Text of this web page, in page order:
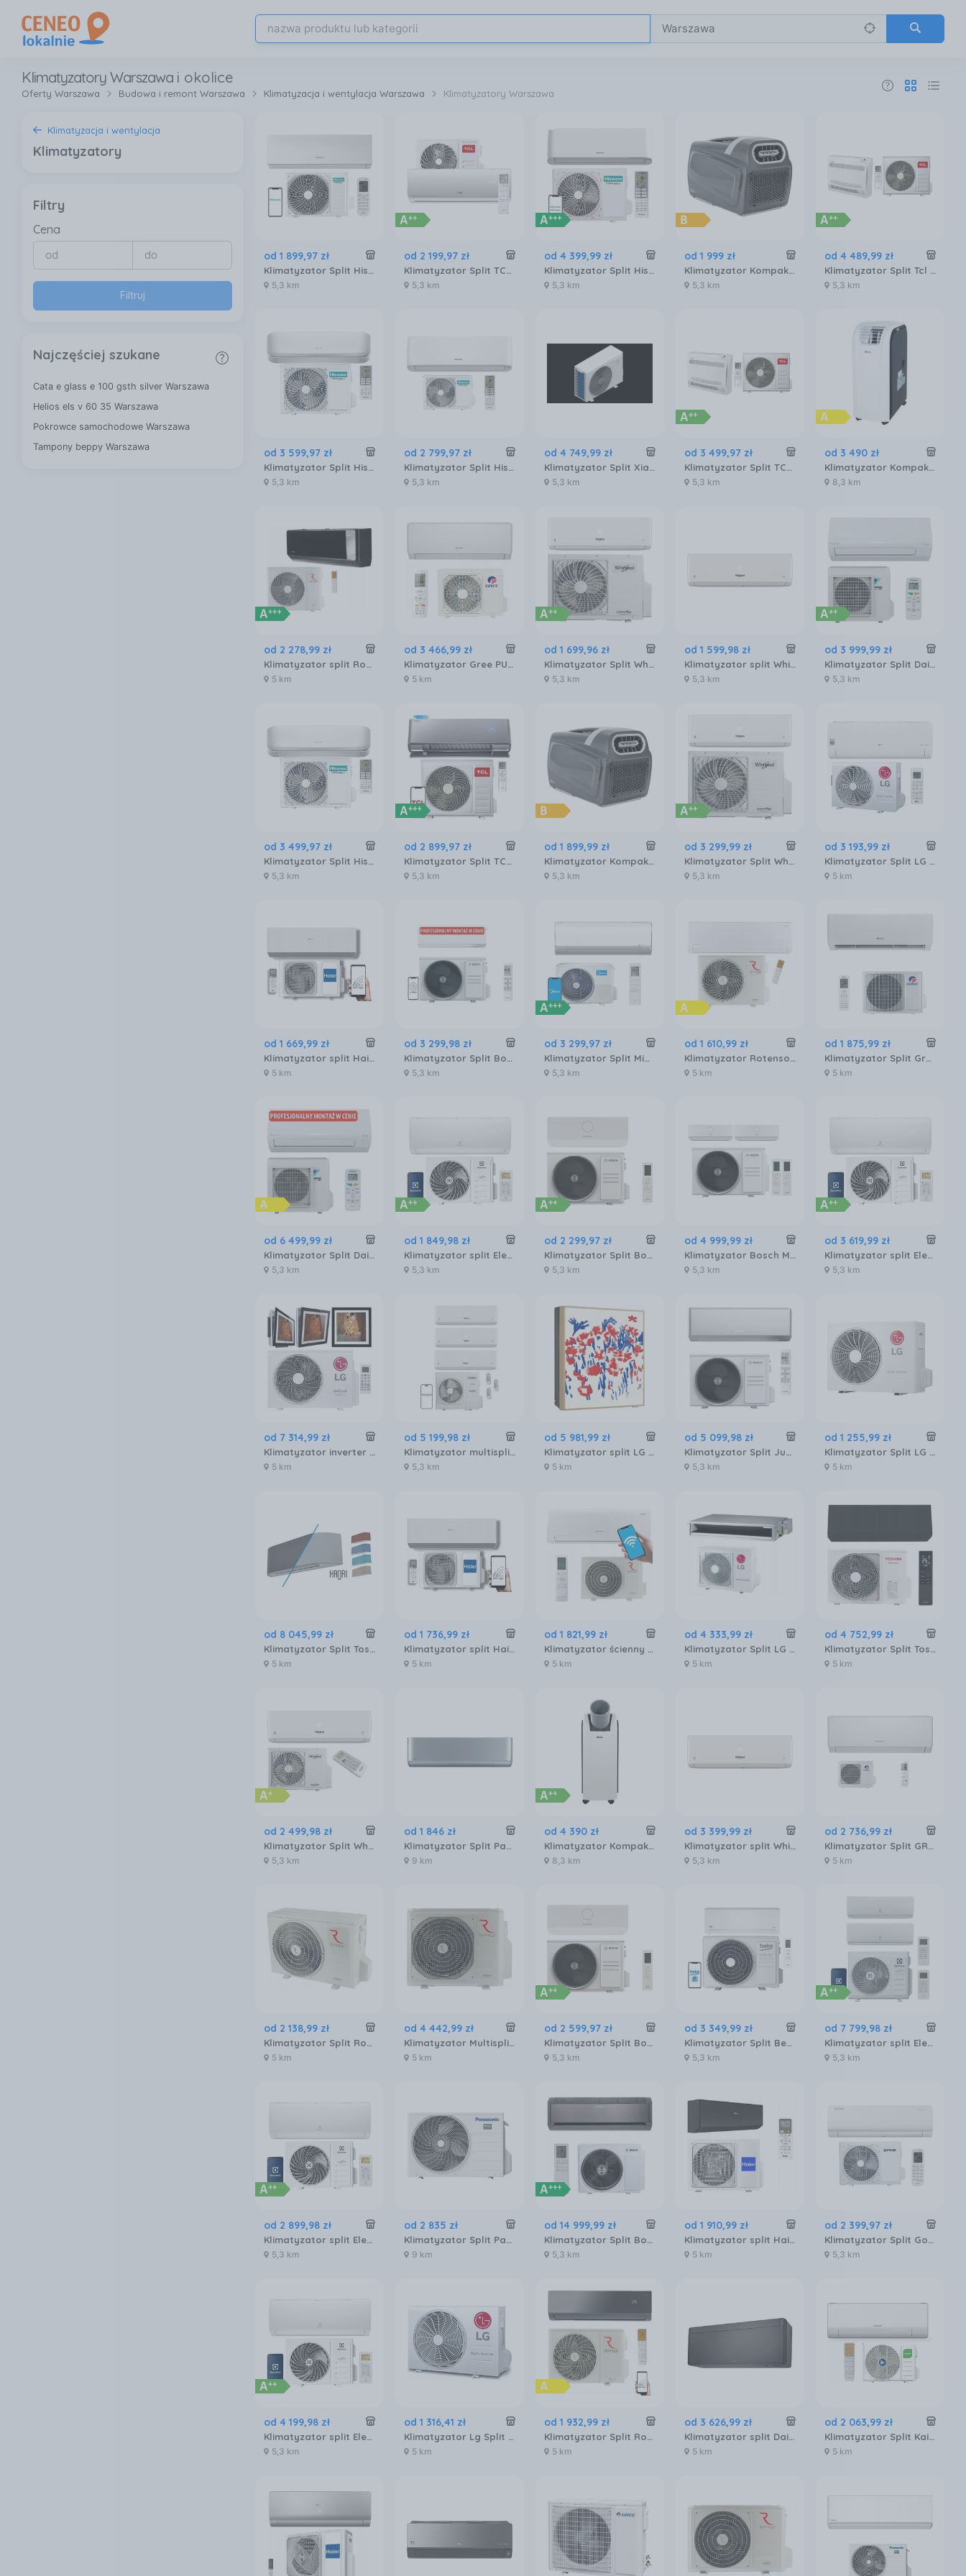
Klimatyzatory Warszawa i okolice
Oferty Warszawa Budowa i remont Warszawa Klimatyzacja i wentylacja Warszawa Klimatyzatory Warszawa
Klimatyzacja i wentylacja
Klimatyzatory
Filtry
Cena
Filtruj
Najczęściej szukane
Cata e glass e 100 gsth silver Warszawa
Helios els v 60 35 Warszawa
Pokrowce samochodowe Warszawa
Tampony beppy Warszawa
od 1 899,97 zł
Klimatyzator Split Hisense DJ25LE0EG DJ25LE0EW
5,3 km
od 2 199,97 zł
Klimatyzator Split TCL Elite TAC-12CHSD XA71I
5,3 km
od 4 399,99 zł
Klimatyzator Split Hisense Energy Pro+ QE25XV0EG
5,3 km
od 1 999 zł
Klimatyzator Kompakt Yolco TC390
5,3 km
od 4 489,99 zł
Klimatyzator Split Tcl TCC12ZHRH
5,3 km
od 3 599,97 zł
Klimatyzator Split Hisense QJ35XJ3AG AS35XJ3EW
5,3 km
od 2 799,97 zł
Klimatyzator Split Hisense Energy Pro+ QE35XV0EG
5,3 km
od 4 749,99 zł
Klimatyzator Split Xiaomi Mijia Pro Eco N1C3EU
5,3 km
od 3 499,97 zł
Klimatyzator Split TCL TCC-18ZHRH DV
5,3 km
od 3 490 zł
Klimatyzator Kompakt Fral Super Cool FSC14.2 WiFi
8,3 km
od 2 278,99 zł
Klimatyzator split Rotenso Teta Mirror TA35XITO35XOR16
5 km
od 3 466,99 zł
Klimatyzator Gree PULAR Matt GWH24AGD 6,2kW
5 km
od 1 699,96 zł
Klimatyzator Split Whirlpool SPICR312W
5,3 km
od 1 599,98 zł
Klimatyzator split Whirlpool SPICR309WFI
5,3 km
od 3 999,99 zł
Klimatyzator Split Daikin Sensira Siesta FTXF20F5V1B+RXF20F5V1B
5,3 km
od 3 499,97 zł
Klimatyzator Split Hisense QJ25XJ3AG AS25XJ3EW
5,3 km
od 2 899,97 zł
Klimatyzator Split TCL Freshin TAC-12CHSD FAI
5,3 km
od 1 899,99 zł
Klimatyzator Kompakt Yolco TC290
5,3 km
od 3 299,99 zł
Klimatyzator Split Whirlpool SPICR309W
5,3 km
od 3 193,99 zł
Klimatyzator Split LG Standard 2 S12ET
5 km
od 1 669,99 zł
Klimatyzator split Haier REVIVE Plus AS25RBAHRA-PL
5 km
od 3 299,98 zł
Klimatyzator Split Bosch Climate CL7000i 20 E
5,3 km
od 3 299,97 zł
Klimatyzator Split Midea Breezeless Biały MSFAAU-09HRFN8-QRD6GW
5,3 km
od 1 610,99 zł
Klimatyzator Rotenso Roni 4D R35XIR16+R35XOR16
5 km
od 1 875,99 zł
Klimatyzator Split Gree Pular GWH12AGB+K6DNA1A
5 km
od 6 499,99 zł
Klimatyzator Split Daikin Sensira Siesta ATXF71A+ARXF71A
5,3 km
od 1 849,98 zł
Klimatyzator split Electrolux Hell 4D AirFlow EACS/I-12HEL/N8 EEC HEF12000BTU
5,3 km
od 2 299,97 zł
Klimatyzator Split Bosch Cl3000Iu W 35 E UW35E35E
5,3 km
od 4 999,99 zł
Klimatyzator Bosch Multisplit Climate Cl5000M 7733701933
5,3 km
od 3 619,99 zł
Klimatyzator split Electrolux Hell 4D AirFlow EACS/I-09HEL/N8 EEC HEF9000BTU
5,3 km
od 7 314,99 zł
Klimatyzator inverter LG ARTCOOL GALLERY
5 km
od 5 199,98 zł
Klimatyzator multisplit Whirlpool MSODU24 + 3xMSIDU09
5,3 km
od 5 981,99 zł
Klimatyzator split LG Artcool Gallery Photo A09PHOTO
5 km
od 5 099,98 zł
Klimatyzator Split Junkers Bosch Climate Cl7000I-Set 53Es
5,3 km
od 1 255,99 zł
Klimatyzator Split LG Dualcool AP09RKUA3
5 km
od 8 045,99 zł
Klimatyzator Split Toshiba Haori RASB16N4KVRGE + RAS16J2AVSGE1
5 km
od 1 736,99 zł
Klimatyzator split Haier REVIVE Plus HAI01765
5 km
od 1 821,99 zł
Klimatyzator ścienny Rotenso Ukura 3,5kW 40m2 WIFI Klimatyzacja do domu
5 km
od 4 333,99 zł
Klimatyzator Split LG Single Split Uua1 Uua1Ul0
5 km
od 4 752,99 zł
Klimatyzator Split Toshiba Shorai Edge Ras-B07G3Kvsgb-E
5 km
od 2 499,98 zł
Klimatyzator Split Whirlpool SPICR318WFI
5,3 km
od 1 846 zł
Klimatyzator Split Panasonic Etherea Srebrny CS-XZ25XKEW
9 km
od 4 390 zł
Klimatyzator Kompakt Fral Super Cool FSC192SC
8,3 km
od 3 399,99 zł
Klimatyzator split Whirlpool SPICR312WFI
5,3 km
od 2 736,99 zł
Klimatyzator Split GREE Pular Shiny GWH18AGD-K6-PU18S
5 km
od 2 138,99 zł
Klimatyzator Split Rotenso IMOTO X I26XOR14
5 km
od 4 442,99 zł
Klimatyzator Multisplit Rotenso Hiro H70XM3
5 km
od 2 599,97 zł
Klimatyzator Split Bosch Cl3000I UW26E26E
5,3 km
od 3 349,99 zł
Klimatyzator Split Beko BEHPG
5,3 km
od 7 799,98 zł
Klimatyzator split Electrolux EACO/I-18 FMI-2/N8 + 2 x EACS/I-09 HEFMI/N8
5,3 km
od 2 899,98 zł
Klimatyzator split Electrolux Hell 4D AirFlow EACS/I-18HEL/N8 EEC HEF18000BTU
5,3 km
od 2 835 zł
Klimatyzator Split Panasonic Basic Cu-Z25Xke CUZ25XKE
9 km
od 14 999,99 zł
Klimatyzator Split Bosch Class 8000I CLC8001ISET35ET
5,3 km
od 1 910,99 zł
Klimatyzator split Haier Revive Plus AS35RBAHRAB+1U35YESFRA4
5 km
od 2 399,97 zł
Klimatyzator Split Gorenje REA53IN KC + REA53OUT KC
5,3 km
od 4 199,98 zł
Klimatyzator split Electrolux Hell 4D AirFlow EACS/I-24HEL/N8 EEC HEF24000BTU
5,3 km
od 1 316,41 zł
Klimatyzator Lg Split Standard 2 S09ECUA3S
5 km
od 1 932,99 zł
Klimatyzator Split Rotenso Elis Seria X E35XIE35XO
5 km
od 3 626,99 zł
Klimatyzator split Daikin CTXA15CB
5 km
od 2 063,99 zł
Klimatyzator Split Kaisai Pro Heat+ KRW12TLHI+KRWB12TLHO
5 km